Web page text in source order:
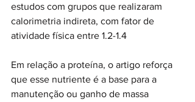
estudos com grupos que realizaram
calorimetria indireta, com fator de
atividade física entre 1.2-1.4
Em relação a proteína, o artigo reforça
que esse nutriente é a base para a
manutenção ou ganho de massa